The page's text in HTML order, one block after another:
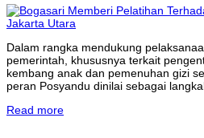
Dalam rangka mendukung
pemerintah, khususnya terkait
kembang anak dan pemenuhan gizi
peran Posyandu dinilai sebagai
Read more